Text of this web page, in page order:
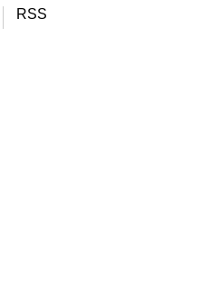
RSS